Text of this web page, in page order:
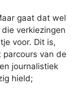
gaat dat wel
verkiezingen
voor. Dit is,
van de
journalistiek
hield;